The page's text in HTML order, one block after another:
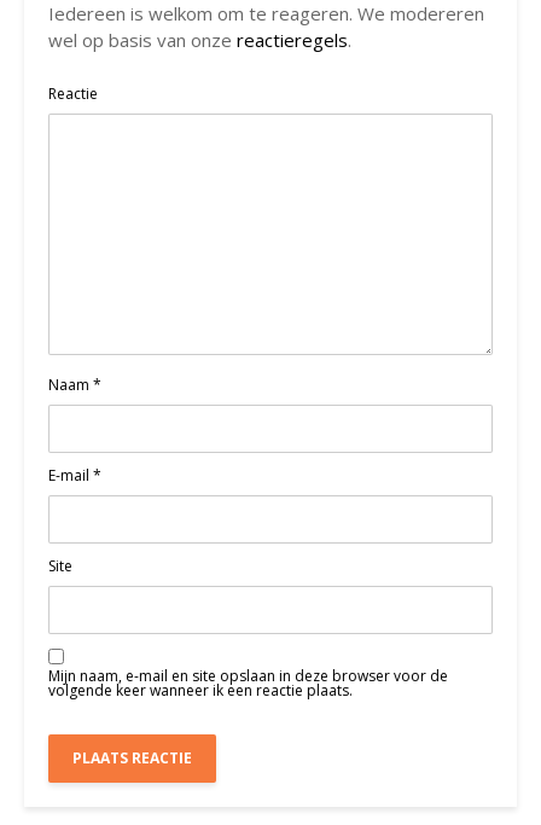
Iedereen is welkom om te reageren. We modereren
wel op basis van onze reactieregels.
Reactie
Naam *
E-mail *
Site
Mijn naam, e-mail en site opslaan in deze browser voor de
volgende keer wanneer ik een reactie plaats.